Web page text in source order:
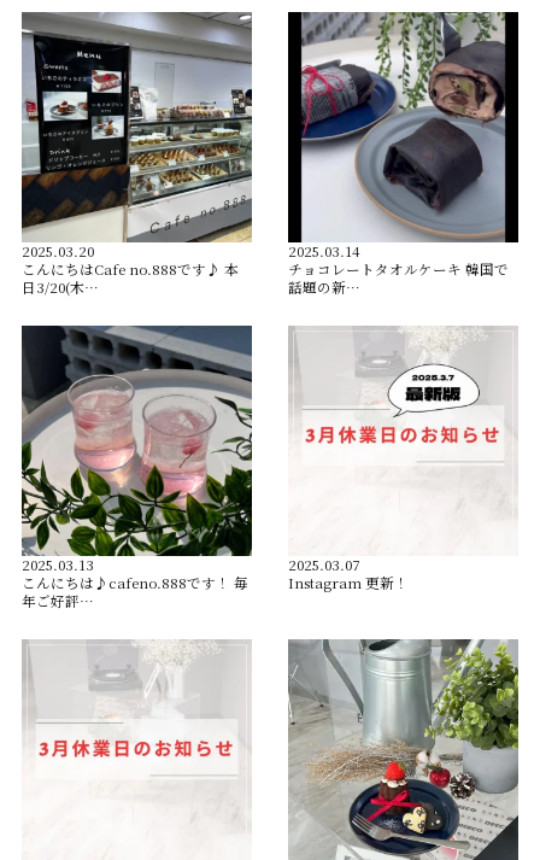
2025.03.20
こんにちはCafe no.888です♪ 本
日3/20(木…
2025.03.14
チョコレートタオルケーキ 韓国で
話題の新…
2025.03.13
こんにちは♪cafeno.888です！ 毎
年ご好評…
2025.03.07
Instagram 更新！